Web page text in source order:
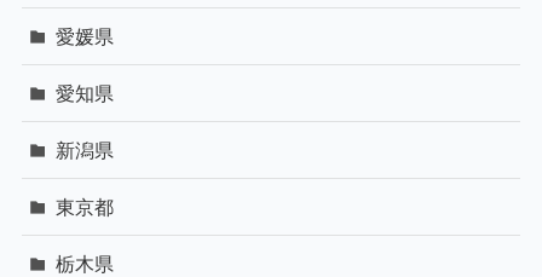
愛媛県
愛知県
新潟県
東京都
栃木県